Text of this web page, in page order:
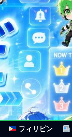
フィリピン